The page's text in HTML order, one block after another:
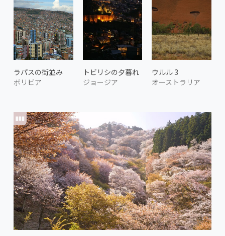
ラパスの街並み
ボリビア
トビリシの夕暮れ
ジョージア
ウルル 3
オーストラリア